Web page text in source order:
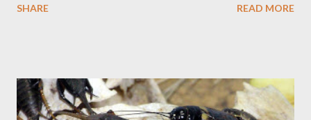
segalanya (omnivora). Tips Jitu Mencoba Usaha Jangkrik Dengan
sebagai bahan kuliner. Namun kini, dengan berbagai penelitian,
serangga jangkrik juga digunakan untuk bahan industri seperti
SHARE READ MORE